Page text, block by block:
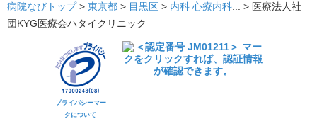
病院なびトップ > 東京都 > 目黒区 > 内科 心療内科 ... > 医療法人社
団KYG医療会ハタイクリニック
プライバシーマー
クについて